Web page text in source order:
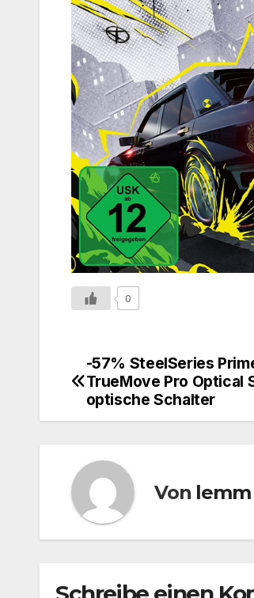
0
-57% SteelSeries
TrueMove Pro Optical
optische Schalter
Von lemm